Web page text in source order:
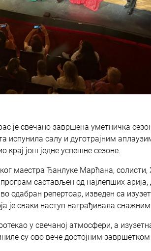
је свечано завршена уметничка
испунила салу и дуготрајним
крај још једне успешне сезоне.
маестра Ђанлуке Марћана,
састављен од најлепших арија,
одабран репертоар, изведен са
је сваки наступ награђивала
у свечаној атмосфери, а
су ово вече достојним завршетком